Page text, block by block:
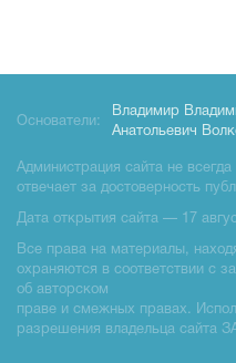
Основатели:
Владимир
Анатольевич
Администрация сайта не
отвечает за достоверность
Дата открытия сайта — 17
Все права на материалы,
охраняются в соответствии с
об авторском
праве и смежных правах.
разрешения владельца сайта